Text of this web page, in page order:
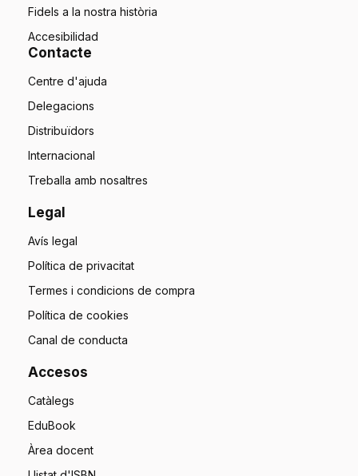
Fidels a la nostra història
Accesibilidad
Contacte
Centre d'ajuda
Delegacions
Distribuïdors
Internacional
Treballa amb nosaltres
Legal
Avís legal
Política de privacitat
Termes i condicions de compra
Política de cookies
Canal de conducta
Accesos
Catàlegs
EduBook
Àrea docent